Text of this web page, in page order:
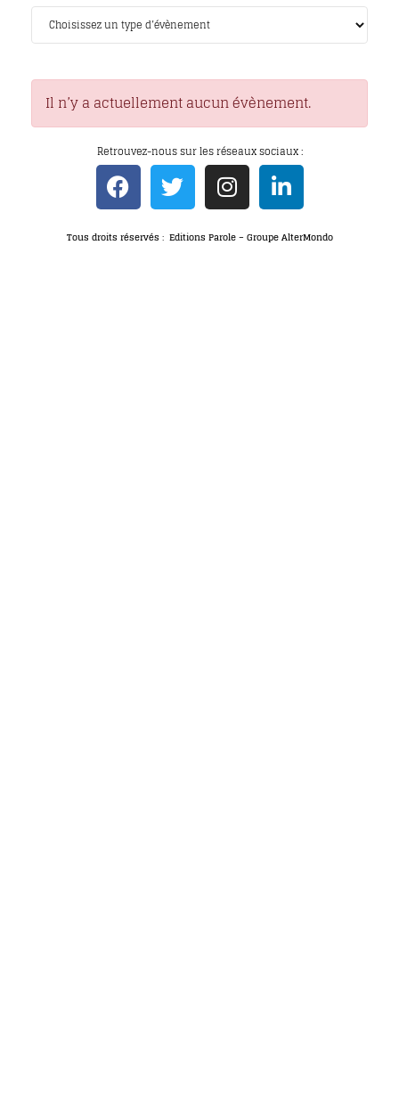
Il n’y a actuellement aucun évènement.
Retrouvez-nous sur les réseaux sociaux :
Tous droits réservés : Editions Parole – Groupe AlterMondo